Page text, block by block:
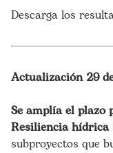
Descarga los
Actualización 29
Se amplía el plazo
Resiliencia
subproyectos que